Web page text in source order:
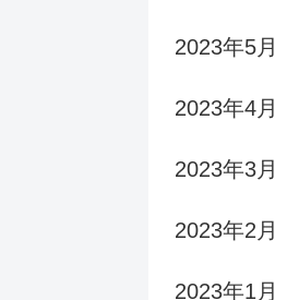
2023年5月
2023年4月
2023年3月
2023年2月
2023年1月